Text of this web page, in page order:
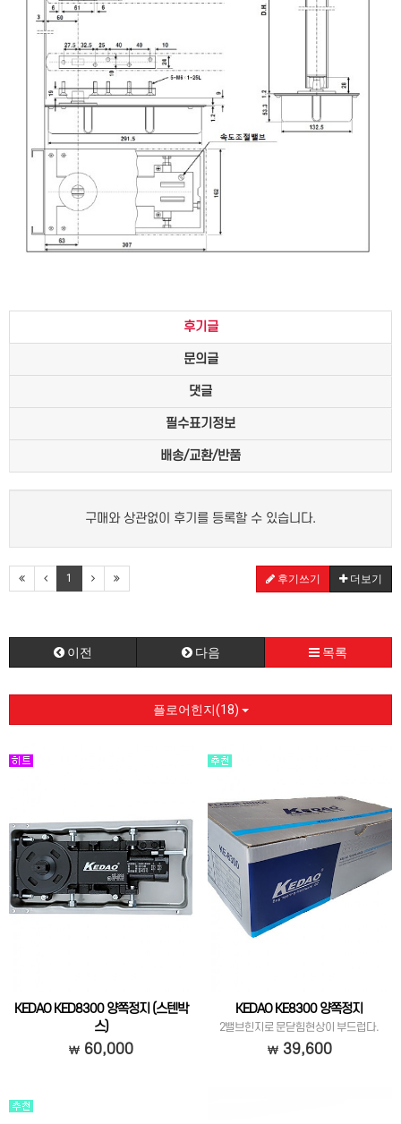
후기글
문의글
댓글
필수표기정보
배송/교환/반품
구매와 상관없이 후기를 등록할 수 있습니다.
1 후기쓰기 더보기
이전 다음 목록
플로어힌지(18)
KEDAO KED8300 양쪽정지 (스텐박
스)
스텐레스케이스로 부식이 없고, 2밸브로
60,000
KEDAO KE8300 양쪽정지
2밸브힌지로 문닫힘현상이 부드럽다.
39,600